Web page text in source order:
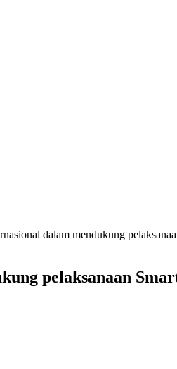
dalam mendukung
pelaksanaan